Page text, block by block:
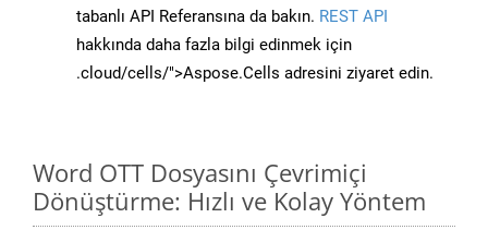
tabanlı API Referansına da bakın. REST API
hakkında daha fazla bilgi edinmek için
.cloud/cells/">Aspose.Cells adresini ziyaret edin.
Word OTT Dosyasını Çevrimiçi
Dönüştürme: Hızlı ve Kolay Yöntem